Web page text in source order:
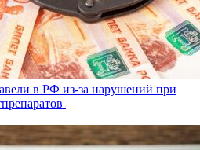
в РФ из-за нарушений при